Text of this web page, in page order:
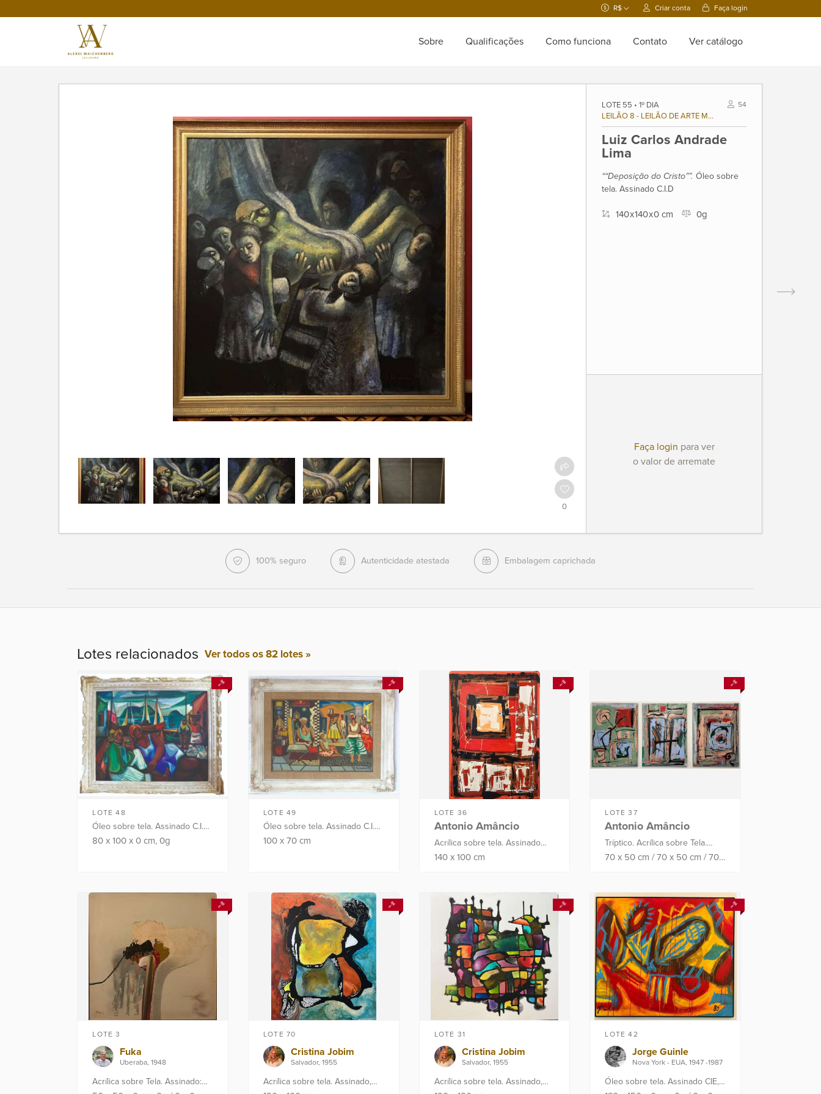
R$ Criar conta Faça login
Sobre Qualificações Como funciona Contato Ver catálogo
0
LOTE 55 • 1º DIA 54
LEILÃO 8 - LEILÃO DE ARTE MODERNA E CONTEMPORÂNEA BRASILEIRA
Luiz Carlos Andrade
Lima
““Deposição do Cristo””. Óleo sobre
tela. Assinado C.I.D
140x140x0 cm 0g
Faça login para ver
o valor de arremate
100% seguro Autenticidade atestada Embalagem caprichada
Lotes relacionados Ver todos os 82 lotes »
LOTE 48
Óleo sobre tela. Assinado C.I.D
"E di Cavalcanti". Datado: 1962.
80x 100x 0cm, 0g
LOTE 49
Óleo sobre tela. Assinado C.I.D
e no verso "E di Cavalcanti".
100x 70cm
LOTE 36
Antonio Amâncio
Acrílica sobre tela. Assinado
C.I.E. Intitulado, assinado e
140 x100 cm
LOTE 37
Antonio Amâncio
Tríptico. Acrílica sobre Tela.
Assinado e datado
Janeiro.
70x 50cm/70x 50cm/70 x
LOTE 3
Fuka
Uberaba, 1948
Acrílica sobre Tela. Assinado:
LOTE 70
Cristina Jobim
Salvador, 1955
Acrílica sobre tela. Assinado,
LOTE 31
Cristina Jobim
Salvador, 1955
Acrílica sobre tela. Assinado,
LOTE 42
Jorge Guinle
Nova York - EUA, 1947 -1987
Óleo sobre tela. Assinado CIE,